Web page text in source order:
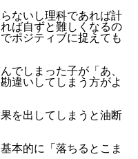
ないし理科であれば計
ば自ずと難しくなるの
ポジティブに捉えても
でしまった子が「あ、
違いしてしまう方がよ
を出してしまうと油断
本的に「落ちるとこま